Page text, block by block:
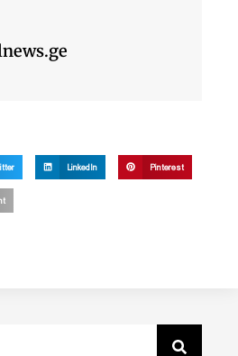
LinkedIn Pinterest